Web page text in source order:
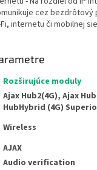
cez bezdrôtový
internetu či mobilnej
Rozširujúce moduly
Ajax Hub2(4G), Ajax
HubHybrid (4G)
Wireless
AJAX
Audio verification